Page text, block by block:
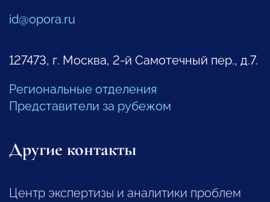
id@opora.ru
127473, г. Москва, 2-й Самотечный пер., д.7.
Региональные отделения
Представители за рубежом
Другие контакты
Центр экспертизы и аналитики проблем